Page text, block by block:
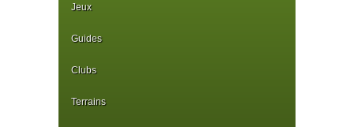
Jeux
Guides
Clubs
Terrains